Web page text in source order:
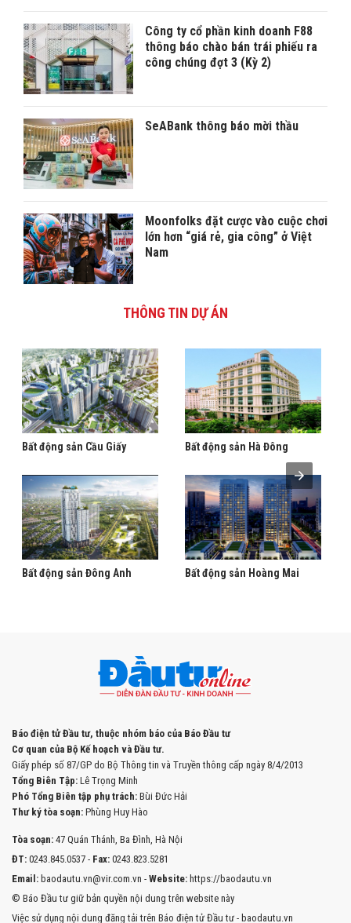
Công ty cổ phần kinh doanh F88
thông báo chào bán trái phiếu ra
công chúng đợt 3 (Kỳ 2)
SeABank thông báo mời thầu
Moonfolks đặt cược vào cuộc chơi
lớn hơn “giá rẻ, gia công” ở Việt
Nam
THÔNG TIN DỰ ÁN
Bất động sản Cầu Giấy
Bất động sản Đông Anh
Bất động sản Hà Đông
Bất động sản Hoàng Mai
Báo điện tử Đầu tư, thuộc nhóm báo của Báo Đầu tư
Cơ quan của Bộ Kế hoạch và Đầu tư.
Giấy phép số 87/GP do Bộ Thông tin và Truyền thông cấp ngày 8/4/2013
Tổng Biên Tập: Lê Trọng Minh
Phó Tổng Biên tập phụ trách: Bùi Đức Hải
Thư ký tòa soạn: Phùng Huy Hào
Tòa soạn: 47 Quán Thánh, Ba Đình, Hà Nội
ĐT: 0243.845.0537 - Fax: 0243.823.5281
Email: baodautu.vn@vir.com.vn - Website: https://baodautu.vn
© Báo Đầu tư giữ bản quyền nội dung trên website này
Việc sử dụng nội dung đăng tải trên Báo điện tử Đầu tư - baodautu.vn